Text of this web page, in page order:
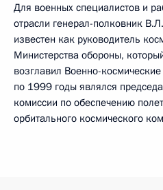
Для военных специалистов и
отрасли генерал-полковник
известен как руководитель
Министерства обороны,
возглавил Военно-
по 1999 годы являлся
комиссии по обеспечению
орбитального космического